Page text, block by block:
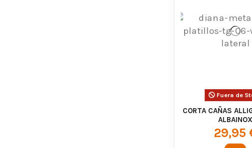
Fuera de
CORTA CAÑAS
ALBAINOX
29,95